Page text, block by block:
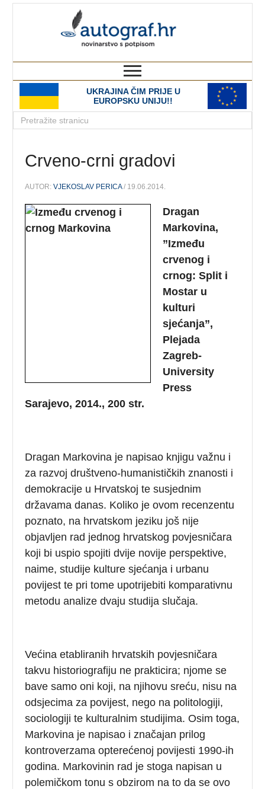
UKRAJINA ČIM PRIJE U
EUROPSKU UNIJU!!
Crveno-crni gradovi
AUTOR:VJEKOSLAV PERICA/ 19.06.2014.
Dragan
Markovina,
”Između
crvenog i
crnog: Split i
Mostar u
kulturi
sjećanja”,
Plejada
Zagreb-
University
Press
Sarajevo, 2014., 200 str.
Dragan Markovina je napisao knjigu važnu i
za razvoj društveno-humanističkih znanosti i
demokracije u Hrvatskoj te susjednim
državama danas. Koliko je ovom recenzentu
poznato, na hrvatskom jeziku još nije
objavljen rad jednog hrvatskog povjesničara
koji bi uspio spojiti dvije novije perspektive,
naime, studije kulture sjećanja i urbanu
povijest te pri tome upotrijebiti komparativnu
metodu analize dvaju studija slučaja.
Većina etabliranih hrvatskih povjesničara
takvu historiografiju ne prakticira; njome se
bave samo oni koji, na njihovu sreću, nisu na
odsjecima za povijest, nego na politologiji,
sociologiji te kulturalnim studijima. Osim toga,
Markovina je napisao i značajan prilog
kontroverzama opterećenoj povijesti 1990-ih
godina. Markovinin rad je stoga napisan u
polemičkom tonu s obzirom na to da se ovo